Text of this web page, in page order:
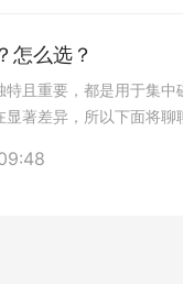
怎么选？
且重要，都是用于集
著差异，所以下面将
体，主要材料为铁氧体